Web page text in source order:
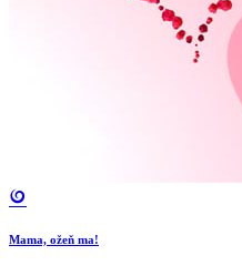
Mama, ožeň ma!